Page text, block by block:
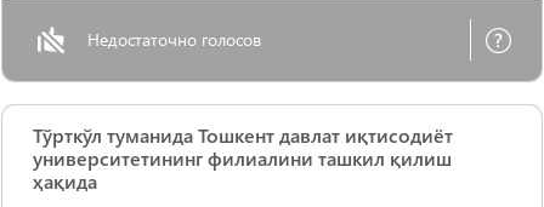
Недостаточно голосов
Тўрткўл туманида Тошкент давлат иқтисодиёт
университетининг филиалини ташкил қилиш
ҳақида